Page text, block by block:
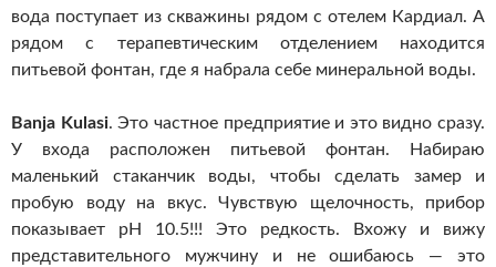
вода поступает из скважины рядом с отелем Кардиал. А
рядом с терапевтическим отделением находится
питьевой фонтан, где я набрала себе минеральной воды.
Banja Kulasi. Это частное предприятие и это видно сразу.
У входа расположен питьевой фонтан. Набираю
маленький стаканчик воды, чтобы сделать замер и
пробую воду на вкус. Чувствую щелочность, прибор
показывает pH 10.5!!! Это редкость. Вхожу и вижу
представительного мужчину и не ошибаюсь — это